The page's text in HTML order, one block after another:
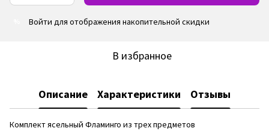
Войти для отображения накопительной скидки
В избранное
Описание Характеристики Отзывы
Комплект ясельный Фламинго из трех предметов